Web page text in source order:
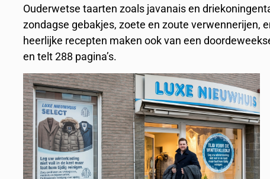
Ouderwetse taarten zoals javanais en
zondagse gebakjes, zoete en zoute verwennerijen,
heerlijke recepten maken ook van een
en telt 288 pagina’s.